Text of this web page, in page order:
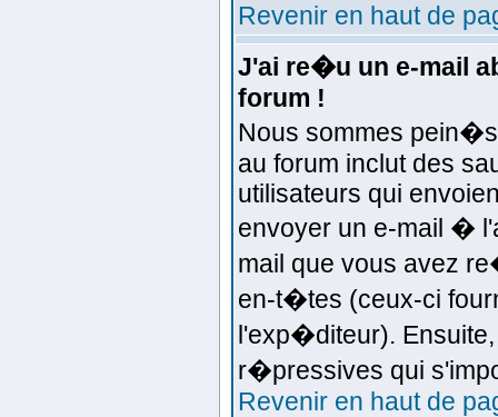
Revenir en haut de
J'ai re�u un e-mail
forum !
Nous sommes
au forum inclut des
utilisateurs qui
envoyer un e-mail �
mail que vous avez
en-t�tes (ceux-ci
l'exp�diteur).
r�pressives qui
Revenir en haut de